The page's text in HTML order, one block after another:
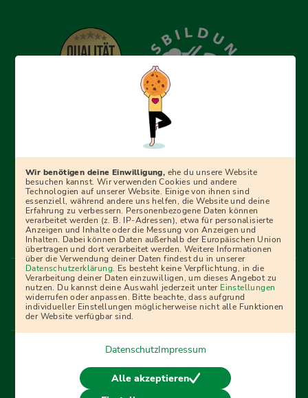
Erfolgreich bewerben mit Ausbildungspark: Wir
begleiten dich Schritt für Schritt bei deinem Start in den
Ratgebern und Prüfungspaketen, interaktiven
Videokursen und vielem mehr. Für alle, die was werden
wollen!
Menü Fußleiste
Impressum Bildquellen Presse
Mediadaten
Partner
AGB Datenschutz
Widerrufsbelehrung
Bestellung
Affiliate Partner Cookies
Vertrag widerrufen
Wir benötigen deine Einwilligung, ehe du unsere Website
besuchen kannst. Wir verwenden Cookies und andere
Technologien auf unserer Website. Einige von ihnen sind
essenziell, während andere uns helfen, die Website und deine
Erfahrung zu verbessern. Personenbezogene Daten können
verarbeitet werden (z. B. IP-Adressen), etwa für personalisierte
Anzeigen und Inhalte oder die Messung von Anzeigen und
Inhalten. Dabei können Daten außerhalb der Europäischen Union
übertragen und dort verarbeitet werden. Weitere Informationen
über die Verwendung deiner Daten findest du in unserer
Datenschutzerklärung. Es besteht keine Verpflichtung, in die
Verarbeitung deiner Daten einzuwilligen, um dieses Angebot zu
nutzen. Du kannst deine Auswahl jederzeit unter Einstellungen
widerrufen oder anpassen. Bitte beachte, dass aufgrund
individueller Einstellungen möglicherweise nicht alle Funktionen
der Website verfügbar sind.
DatenschutzImpressum
Alle akzeptieren